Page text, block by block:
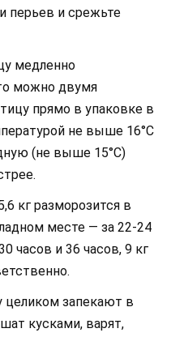
перьев и срежьте
медленно
можно двумя
прямо в упаковке в
не выше 16°С
(не выше 15°С)
кг разморозится в
месте — за 22-24
часов и 36 часов, 9 кг
целиком запекают в
кусками, варят,